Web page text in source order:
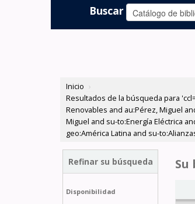
Buscar
Inicio ›
Resultados de la búsqueda para
Renovables and au:Pérez, Miguel
Miguel and su-to:Energía Eléctrica
geo:América Latina and su-
Refinar su búsqueda
Disponibilidad
Su